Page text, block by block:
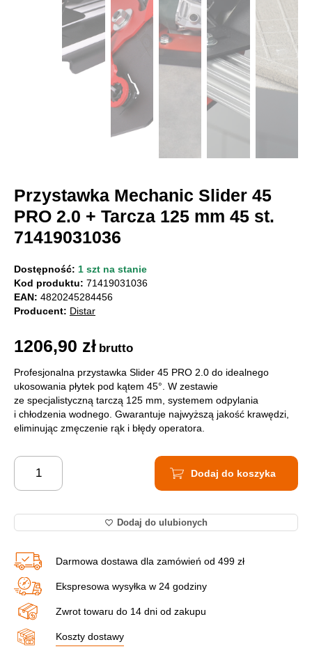
Przystawka Mechanic Slider 45
PRO 2.0 + Tarcza 125 mm 45 st.
71419031036
Dostępność: 1 szt na stanie
Kod produktu: 71419031036
EAN: 4820245284456
Producent: Distar
1206,90 zł brutto
Profesjonalna przystawka Slider 45 PRO 2.0 do idealnego
ukosowania płytek pod kątem 45°. W zestawie
ze specjalistyczną tarczą 125 mm, systemem odpylania
i chłodzenia wodnego. Gwarantuje najwyższą jakość krawędzi,
eliminując zmęczenie rąk i błędy operatora.
Dodaj do koszyka
Dodaj do ulubionych
Darmowa dostawa dla zamówień od 499 zł
Ekspresowa wysyłka w 24 godziny
Zwrot towaru do 14 dni od zakupu
Koszty dostawy